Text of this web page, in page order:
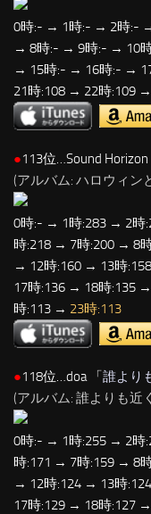
0時:- → 1時:- → 2時:-
→ 8時:- → 9時:- → 10
→ 15時:- → 16時:- →
21時:108 → 22時:109 →
●113位…Sound Horizon
(アルバム: ハロウィン
0時:- → 1時:283 → 2時
時:218 → 7時:200 → 8
→ 12時:160 → 13時
17時:136 → 18時:135
時:113 → 23時:113
●118位…doa 「誰より
(アルバム: 誰よりも近
0時:- → 1時:255 → 2時
時:171 → 7時:159 → 8
→ 12時:124 → 13時
17時:129 → 18時:127